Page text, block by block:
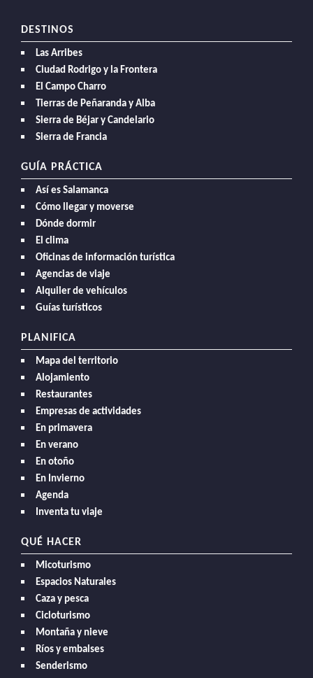
DESTINOS
Las Arribes
Ciudad Rodrigo y la Frontera
El Campo Charro
Tierras de Peñaranda y Alba
Sierra de Béjar y Candelario
Sierra de Francia
GUÍA PRÁCTICA
Así es Salamanca
Cómo llegar y moverse
Dónde dormir
El clima
Oficinas de información turística
Agencias de viaje
Alquiler de vehículos
Guías turísticos
PLANIFICA
Mapa del territorio
Alojamiento
Restaurantes
Empresas de actividades
En primavera
En verano
En otoño
En Invierno
Agenda
Inventa tu viaje
QUÉ HACER
Micoturismo
Espacios Naturales
Caza y pesca
Cicloturismo
Montaña y nieve
Ríos y embalses
Senderismo